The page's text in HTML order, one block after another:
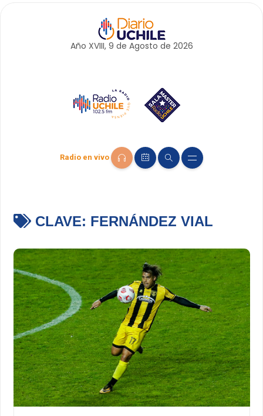
Año XVIII, 9 de Agosto de 2026
Radio en vivo
CLAVE: FERNÁNDEZ VIAL